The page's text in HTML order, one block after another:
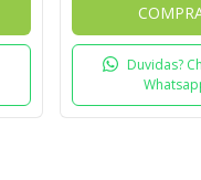
Duvidas?